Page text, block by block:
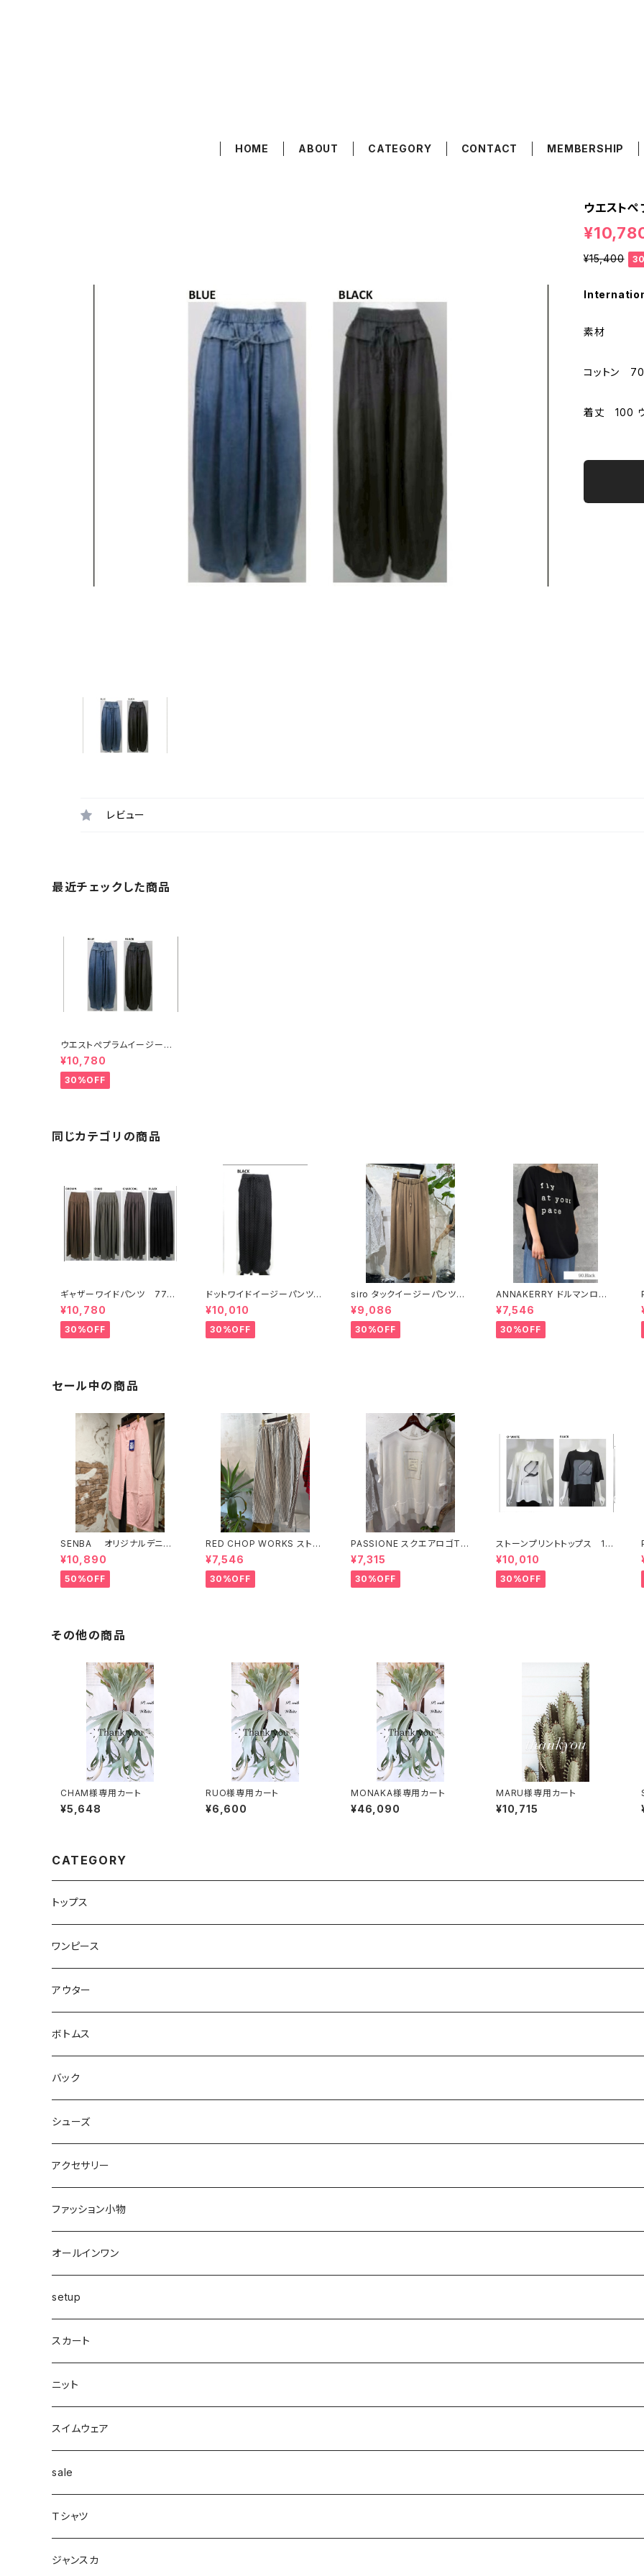
HOME ABOUT CATEGORY CONTACT MEMBERSHIP
ウエスト
¥15,400
素材
コットン
着丈 100
レビュー
最近チェックした商品
ウエストぺプラムイージーパ
ンツ 77727
¥10,780
30%OFF
同じカテゴリの商品
ギャザーワイドパンツ 7771
6
¥10,780
30%OFF
ドットワイドイージーパンツ
77848
¥10,010
30%OFF
siro タックイージーパンツ
【R613211】
¥9,086
30%OFF
ANNAKERRY ドルマンロゴ
ブラウス 【27262705】
¥7,546
30%OFF
セール中の商品
SENBA オリジナルデニ
ム ピンク
¥10,890
50%OFF
RED CHOP WORKS ストラ
イプ柄パンツ 【36352581】
¥7,546
30%OFF
PASSIONE スクエアロゴT
【626938】
¥7,315
30%OFF
ストーンプリントトップス 17
634
¥10,010
30%OFF
その他の商品
CHAM様専用カート
¥5,648
RUO様専用カート
¥6,600
MONAKA様専用カート
¥46,090
MARU様専用カート
¥10,715
CATEGORY
トップス
Tシャツ・カットソー
キャミソール・タンクトップ
シャツ・ブラウス
パーカー・トレーナー
裏起毛
サマーニット
その他
ニットトップス
異素材
カシミヤ
ベスト
変形
カーディガン付き
カーディガン
タートルネック
配色
ボンディング
シアー
リブ
ワンピース
ミニ
ヒザ丈
マキシ丈
オールインワン
セットアップ
変形
ベスト
ニット
キャミワンピース
ロング
Tシャツマキシ
シャツ
カットソー
カシュクール
アウター
ジャケット
中綿
ブルゾン
カーデ・ベスト
ベスト
その他
ベスト
スカート
ロングコート
カーディガン
ロングシャツ
フェザーダウン
ダウン
コート
woolコート
パイピング
フェイクレザー
ボトムス
スカート
フレアー
プリーツ
パンツ
スウェット
ジョガー
デニム
スパッツ・レギンス・タイツ
ハイウエスト
ワイド
ニット
スキニー
テーパード
配色
リブ
スウェット
バック
ショルダー
クラッチ
カゴbag
肩掛け
clear
デザインbag
エコ
シューズ
ブーツ
スニーカー
パンプス
サンダル
アクセサリー
ピアス・イヤリング
ピアス
リング
リング
ブレス・アンクレット
ネックレス
ヘアーピン
ヘアーゴム
イヤカフ
ファッション小物
帽子
巻き物
ソックス
財布
ベルト
オールインワン
setup
Top's
スカート
pants
スカート
スリット
ジャンク
ニット
スイムウェア
sale
Ｔシャツ
ジャンスカ